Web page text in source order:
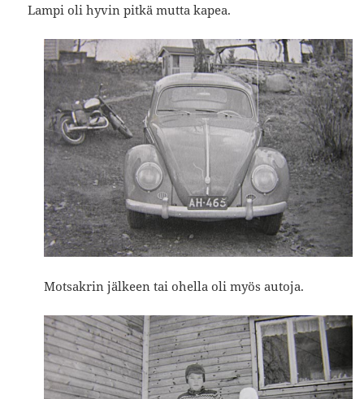
Lampi oli hyvin pitkä mutta kapea.
Motsakrin jälkeen tai ohella oli myös autoja.